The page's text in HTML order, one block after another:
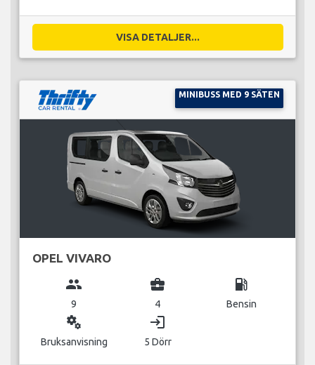
VISA DETALJER...
MINIBUSS MED 9 SÄTEN
OPEL VIVARO
group
9
business_center
4
local_gas_station
Bensin
miscellaneous_services
Bruksanvisning
login
5 Dörr